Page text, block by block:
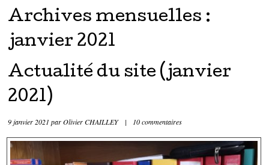
Passer directement au contenu
Archives mensuelles :
janvier 2021
Actualité du site (janvier
2021)
9 janvier 2021 parOlivier CHAILLEY | 10 commentaires